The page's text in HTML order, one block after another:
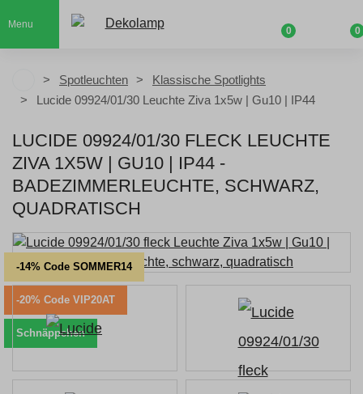
Menu
0 0
Spotleuchten
Klassische Spotlights
Lucide 09924/01/30 Leuchte Ziva 1x5w | Gu10 | IP44
LUCIDE 09924/01/30 FLECK LEUCHTE
ZIVA 1X5W | GU10 | IP44 -
BADEZIMMERLEUCHTE, SCHWARZ,
QUADRATISCH
-14% Code SOMMER14
-20% Code VIP20AT
Schnäppchen